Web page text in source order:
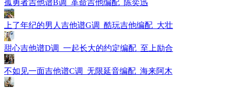
孤勇者吉他谱B调_革命吉他编配_陈奕迅
上了年纪的男人吉他谱G调_酷玩吉他编配_大壮
甜心吉他谱D调_一起长大的约定编配_至上励合
不如见一面吉他谱C调_无限延音编配_海来阿木